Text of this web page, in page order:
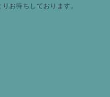
お待ちしております。